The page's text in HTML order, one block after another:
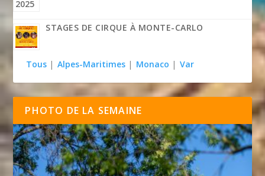
STAGES DE CIRQUE À MONTE-CARLO
Tous | Alpes-Maritimes | Monaco | Var
PHOTO DE LA SEMAINE